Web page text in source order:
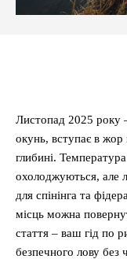
Листопад 2025 року
окунь, вступає в
глибині.
охолоджуються, але
для спінінга та
місць можна
стаття – ваш гід по
безпечного лову без